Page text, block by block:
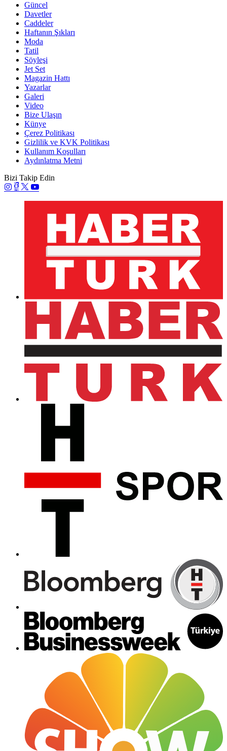
Güncel
Davetler
Caddeler
Haftanın Şıkları
Moda
Tatil
Söyleşi
Jet Set
Magazin Hattı
Yazarlar
Galeri
Video
Bize Ulaşın
Künye
Çerez Politikası
Gizlilik ve KVK Politikası
Kullanım Koşulları
Aydınlatma Metni
Bizi Takip Edin